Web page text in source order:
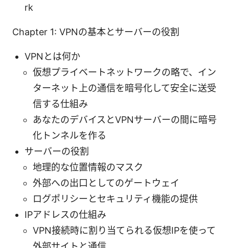
rk
Chapter 1: VPNの基本とサーバーの役割
VPNとは何か
仮想プライベートネットワークの略で、イン
ターネット上の通信を暗号化して安全に送受
信する仕組み
あなたのデバイスとVPNサーバーの間に暗号
化トンネルを作る
サーバーの役割
地理的な位置情報のマスク
外部への出口としてのゲートウェイ
ログポリシーとセキュリティ機能の提供
IPアドレスの仕組み
VPN接続時に割り当てられる仮想IPを使って